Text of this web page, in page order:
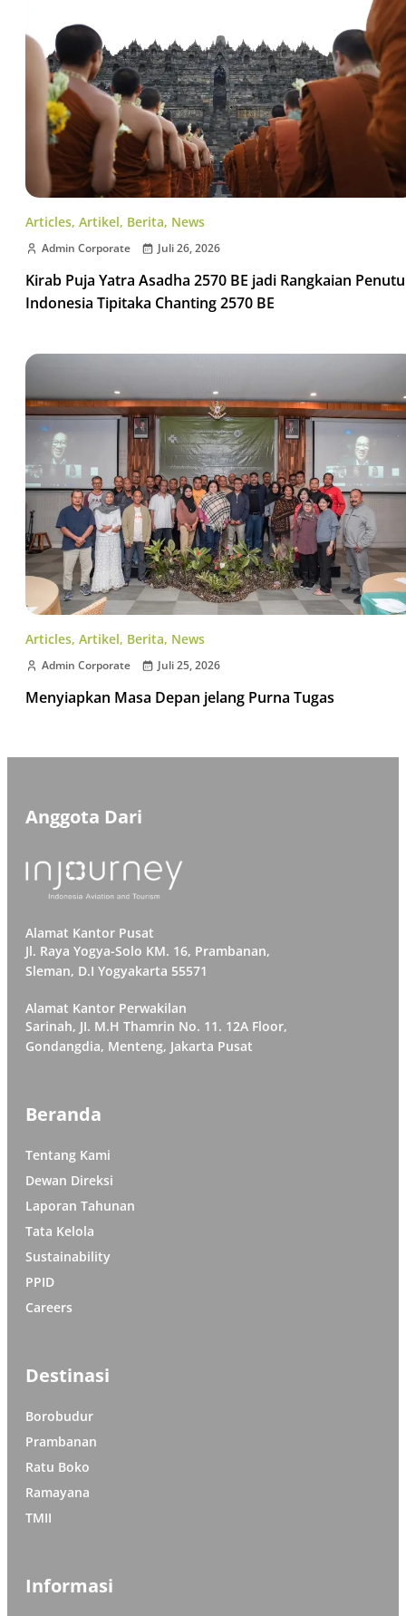
Articles, Artikel, Berita, News
Admin Corporate Juli 26, 2026
Kirab Puja Yatra Asadha 2570 BE jadi Rangkaian
Indonesia Tipitaka Chanting 2570 BE
Articles, Artikel, Berita, News
Admin Corporate Juli 25, 2026
Menyiapkan Masa Depan jelang Purna Tugas
Anggota Dari
Alamat Kantor Pusat
Jl. Raya Yogya-Solo KM. 16, Prambanan,
Sleman, D.I Yogyakarta 55571
Alamat Kantor Perwakilan
Sarinah, JI. M.H Thamrin No. 11. 12A Floor,
Gondangdia, Menteng, Jakarta Pusat
Beranda
Tentang Kami
Dewan Direksi
Laporan Tahunan
Tata Kelola
Sustainability
PPID
Careers
Destinasi
Borobudur
Prambanan
Ratu Boko
Ramayana
TMII
Informasi